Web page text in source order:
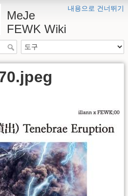
내용으로 건너뛰기
MeJe
FEWK Wiki